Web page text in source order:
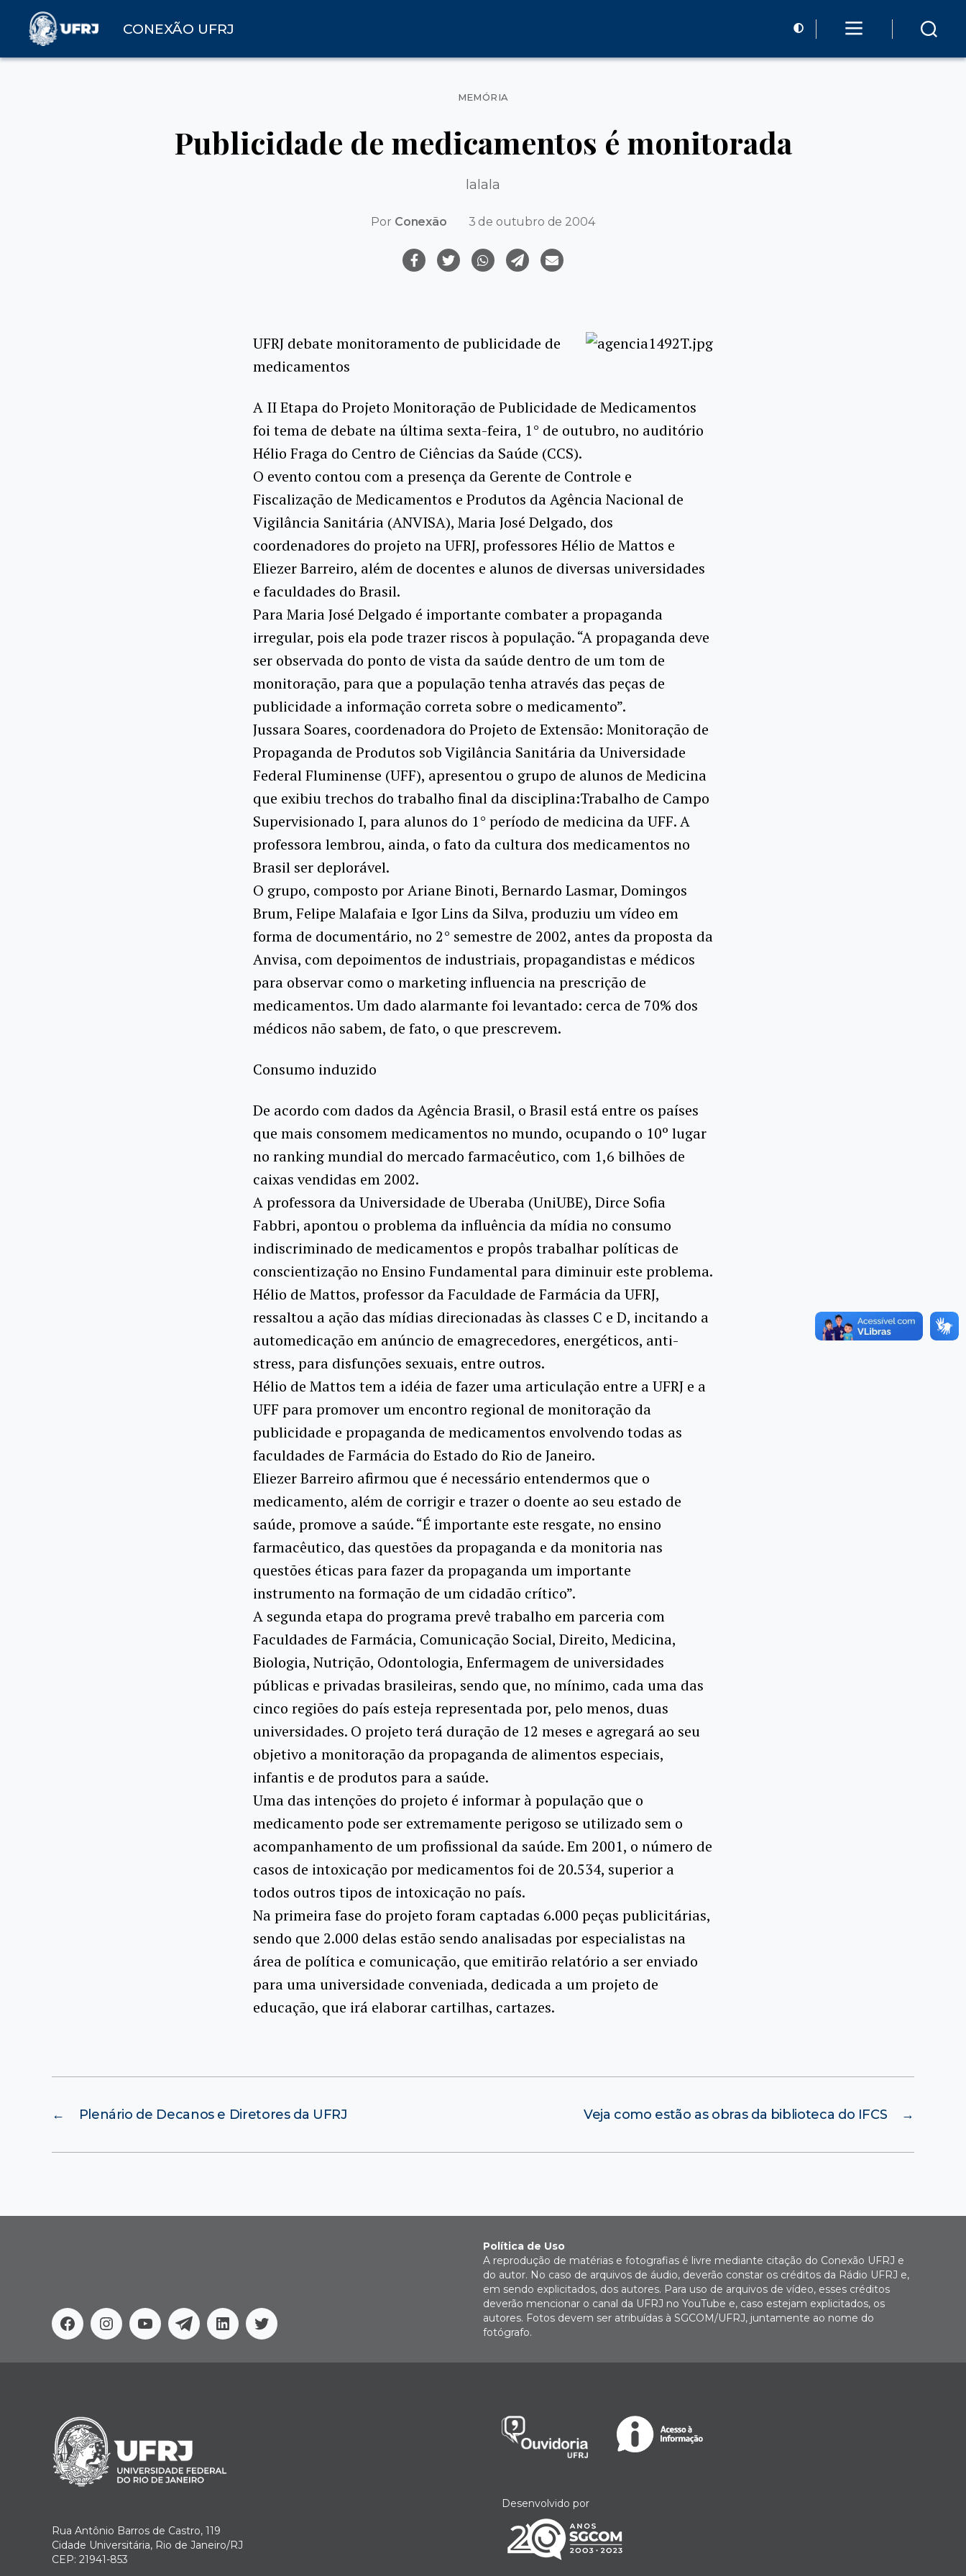
CONEXÃO UFRJ
Categorias
MEMÓRIA
Publicidade de medicamentos é monitorada
lalala
Por Conexão 3 de outubro de 2004
UFRJ debate monitoramento de publicidade de
medicamentos
A II Etapa do Projeto Monitoração de Publicidade de Medicamentos
foi tema de debate na última sexta-feira, 1° de outubro, no auditório
Hélio Fraga do Centro de Ciências da Saúde (CCS).
O evento contou com a presença da Gerente de Controle e
Fiscalização de Medicamentos e Produtos da Agência Nacional de
Vigilância Sanitária (ANVISA), Maria José Delgado, dos
coordenadores do projeto na UFRJ, professores Hélio de Mattos e
Eliezer Barreiro, além de docentes e alunos de diversas universidades
e faculdades do Brasil.
Para Maria José Delgado é importante combater a propaganda
irregular, pois ela pode trazer riscos à população. “A propaganda deve
ser observada do ponto de vista da saúde dentro de um tom de
monitoração, para que a população tenha através das peças de
publicidade a informação correta sobre o medicamento”.
Jussara Soares, coordenadora do Projeto de Extensão: Monitoração de
Propaganda de Produtos sob Vigilância Sanitária da Universidade
Federal Fluminense (UFF), apresentou o grupo de alunos de Medicina
que exibiu trechos do trabalho final da disciplina:Trabalho de Campo
Supervisionado I, para alunos do 1° período de medicina da UFF. A
professora lembrou, ainda, o fato da cultura dos medicamentos no
Brasil ser deplorável.
O grupo, composto por Ariane Binoti, Bernardo Lasmar, Domingos
Brum, Felipe Malafaia e Igor Lins da Silva, produziu um vídeo em
forma de documentário, no 2° semestre de 2002, antes da proposta da
Anvisa, com depoimentos de industriais, propagandistas e médicos
para observar como o marketing influencia na prescrição de
medicamentos. Um dado alarmante foi levantado: cerca de 70% dos
médicos não sabem, de fato, o que prescrevem.
Consumo induzido
De acordo com dados da Agência Brasil, o Brasil está entre os países
que mais consomem medicamentos no mundo, ocupando o 10º lugar
no ranking mundial do mercado farmacêutico, com 1,6 bilhões de
caixas vendidas em 2002.
A professora da Universidade de Uberaba (UniUBE), Dirce Sofia
Fabbri, apontou o problema da influência da mídia no consumo
indiscriminado de medicamentos e propôs trabalhar políticas de
conscientização no Ensino Fundamental para diminuir este problema.
Hélio de Mattos, professor da Faculdade de Farmácia da UFRJ,
ressaltou a ação das mídias direcionadas às classes C e D, incitando a
automedicação em anúncio de emagrecedores, energéticos, anti-
stress, para disfunções sexuais, entre outros.
Hélio de Mattos tem a idéia de fazer uma articulação entre a UFRJ e a
UFF para promover um encontro regional de monitoração da
publicidade e propaganda de medicamentos envolvendo todas as
faculdades de Farmácia do Estado do Rio de Janeiro.
Eliezer Barreiro afirmou que é necessário entendermos que o
medicamento, além de corrigir e trazer o doente ao seu estado de
saúde, promove a saúde. “É importante este resgate, no ensino
farmacêutico, das questões da propaganda e da monitoria nas
questões éticas para fazer da propaganda um importante
instrumento na formação de um cidadão crítico”.
A segunda etapa do programa prevê trabalho em parceria com
Faculdades de Farmácia, Comunicação Social, Direito, Medicina,
Biologia, Nutrição, Odontologia, Enfermagem de universidades
públicas e privadas brasileiras, sendo que, no mínimo, cada uma das
cinco regiões do país esteja representada por, pelo menos, duas
universidades. O projeto terá duração de 12 meses e agregará ao seu
objetivo a monitoração da propaganda de alimentos especiais,
infantis e de produtos para a saúde.
Uma das intenções do projeto é informar à população que o
medicamento pode ser extremamente perigoso se utilizado sem o
acompanhamento de um profissional da saúde. Em 2001, o número de
casos de intoxicação por medicamentos foi de 20.534, superior a
todos outros tipos de intoxicação no país.
Na primeira fase do projeto foram captadas 6.000 peças publicitárias,
sendo que 2.000 delas estão sendo analisadas por especialistas na
área de política e comunicação, que emitirão relatório a ser enviado
para uma universidade conveniada, dedicada a um projeto de
educação, que irá elaborar cartilhas, cartazes.
← Plenário de Decanos e Diretores da UFRJ →
Veja como estão as obras da biblioteca do IFCS
FacebookInstagram
YoutubeTelegramLinkedinTwitter
Política de Uso
A reprodução de matérias e fotografias é livre mediante citação do Conexão UFRJ e
do autor. No caso de arquivos de áudio, deverão constar os créditos da Rádio UFRJ e,
em sendo explicitados, dos autores. Para uso de arquivos de vídeo, esses créditos
deverão mencionar o canal da UFRJ no YouTube e, caso estejam explicitados, os
autores. Fotos devem ser atribuídas à SGCOM/UFRJ, juntamente ao nome do
fotógrafo.
Rua Antônio Barros de Castro, 119
Cidade Universitária, Rio de Janeiro/RJ
CEP: 21941-853
Desenvolvido por